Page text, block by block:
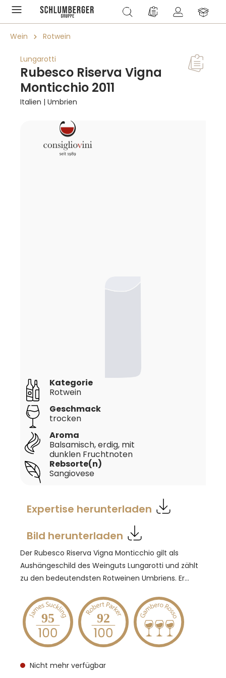
springen Du hast 0 Produkte
Wein Rotwein
Lungarotti
Rubesco Riserva Vigna
Monticchio 2011
Italien | Umbrien
Bildergalerie überspringen
Geschmack
trocken
Aroma
Balsamisch, erdig, mit
dunklen Fruchtnoten
Kategorie
Rotwein
Rebsorte(n)
Sangiovese
Expertise herunterladen
Bild herunterladen
Der Rubesco Riserva Vigna Monticchio gilt als
Aushängeschild des Weinguts Lungarotti und zählt
zu den bedeutendsten Rotweinen Umbriens. Er
wo ausschließlich Sangiovese-Trauben unter
besten Bedingungen wachsen. Nach der
traditionellen Maischegärung reift der Wein drei
Jahre in großen Eichenfässern und weitere Jahre in
Die Nase offenbart ein komplexes Aromenspektrum
95 92
Nicht mehr verfügbar